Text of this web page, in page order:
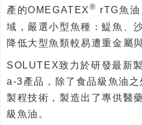
產的OMEGATEX ® rTG魚
域，嚴選小型魚種：鯷魚、
降低大型魚類較易遭重金屬
SOLUTEX致力於研發最新
a-3產品，除了食品級魚油之
製程技術，製造出了專供醫
級魚油。